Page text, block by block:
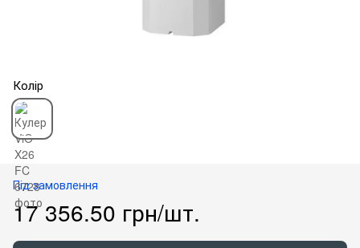
Колір
Під замовлення
17 356.50 грн/шт.